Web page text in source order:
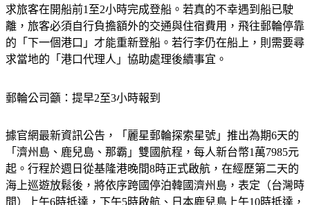
離，旅客必須自行負擔額外的交通與住宿費用，飛往郵輪停靠
的「下一個港口」才能重新登船。若行李仍在船上，則需要尋
求當地的「港口代理人」協助處理後續事宜。
「濟州島、鹿兒島、那霸」雙國航程，每人新台幣1萬7985元
起。行程於週日從基隆港晚間8時正式啟航，在經歷第二天的
海上巡遊放鬆後，將依序跨國停泊韓國濟州島，表定（台灣時
間）上午6時抵達，下午5時啟航、日本鹿兒島上午10時抵達，
晚間7時啟航以及沖繩那霸下午2時抵達，晚間9時啟航，最後